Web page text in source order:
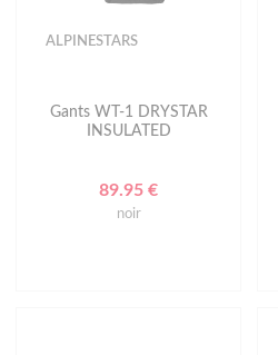
ALPINESTARS
Gants WT-1 DRYSTAR
INSULATED
89.95 €
noir